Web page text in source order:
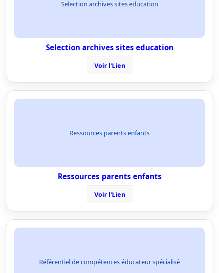
Selection archives sites education
Selection archives sites education
Voir l'Lien
Ressources parents enfants
Ressources parents enfants
Voir l'Lien
Référentiel de compétences éducateur spécialisé